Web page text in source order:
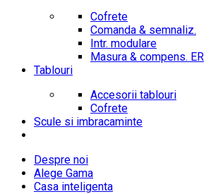
Cofrete
Comanda & semnaliz.
Intr. modulare
Masura & compens. ER
Tablouri
Accesorii tablouri
Cofrete
Scule si imbracaminte
Despre noi
Alege Gama
Casa inteligenta